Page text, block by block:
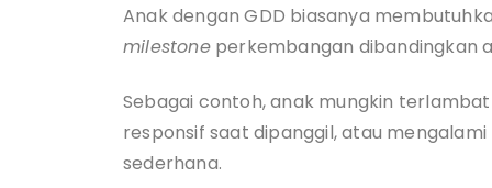
Anak dengan GDD biasanya
milestoneperkembangan dibandingkan
Sebagai contoh, anak mungkin
responsif saat dipanggil, atau
sederhana.